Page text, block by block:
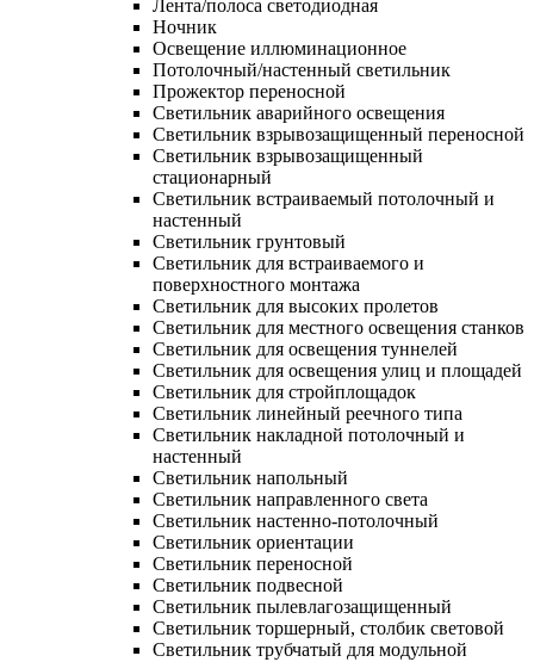
Лента/полоса светодиодная
Ночник
Освещение иллюминационное
Потолочный/настенный светильник
Прожектор переносной
Светильник аварийного освещения
Светильник взрывозащищенный переносной
Светильник взрывозащищенный
стационарный
Светильник встраиваемый потолочный и
настенный
Светильник грунтовый
Светильник для встраиваемого и
поверхностного монтажа
Светильник для высоких пролетов
Светильник для местного освещения станков
Светильник для освещения туннелей
Светильник для освещения улиц и площадей
Светильник для стройплощадок
Светильник линейный реечного типа
Светильник накладной потолочный и
настенный
Светильник напольный
Светильник направленного света
Светильник настенно-потолочный
Светильник ориентации
Светильник переносной
Светильник подвесной
Светильник пылевлагозащищенный
Светильник торшерный, столбик световой
Светильник трубчатый для модульной